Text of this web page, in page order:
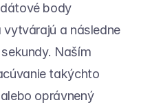
body
a následne
Naším
takýchto
oprávnený